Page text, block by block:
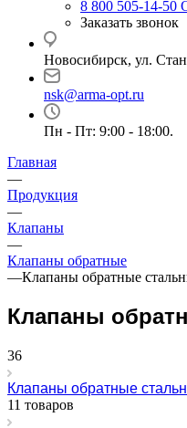
8 800 505-14-50
Заказать звонок
Новосибирск, ул.
nsk@arma-opt.ru
Пн - Пт: 9:00 - 18:00.
Главная
—
Продукция
—
Клапаны
—
Клапаны обратные
—Клапаны обратные
Клапаны
36
Клапаны обратные
11 товаров